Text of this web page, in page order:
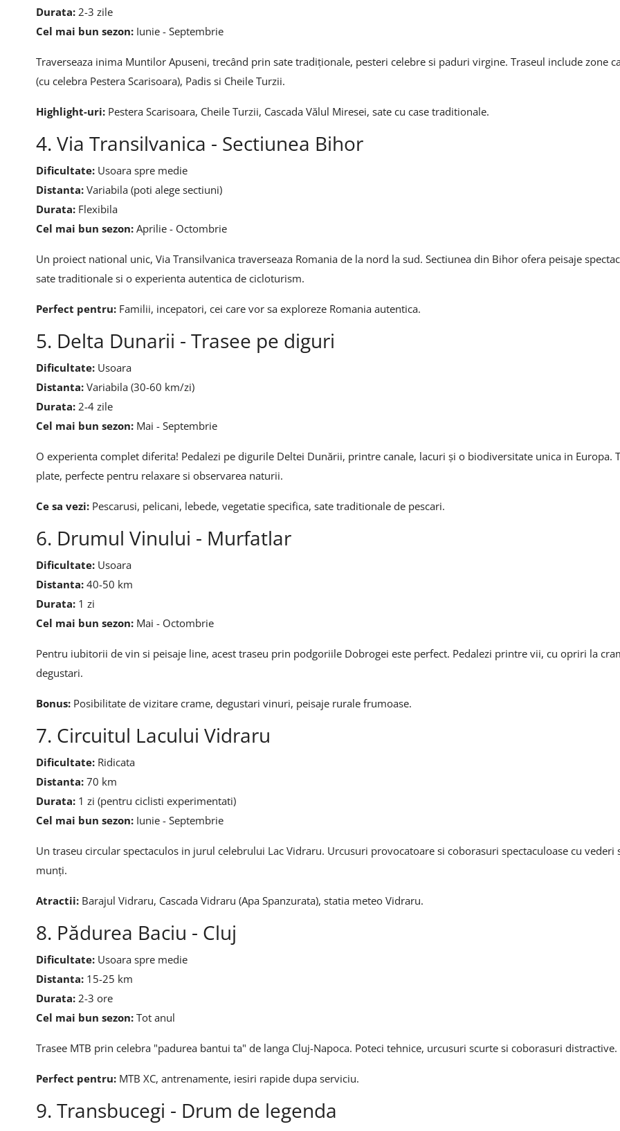
Durata: 2-3 zile
Cel mai bun sezon: Iunie - Septembrie
Traverseaza inima Muntilor Apuseni, trecând prin sate tradiționale, pesteri celebre si paduri virgine. Traseul include zone
(cu celebra Pestera Scarisoara), Padis si Cheile Turzii.
Highlight-uri: Pestera Scarisoara, Cheile Turzii, Cascada Vălul Miresei, sate cu case traditionale.
4. Via Transilvanica - Sectiunea Bihor
Dificultate: Usoara spre medie
Distanta: Variabila (poti alege sectiuni)
Durata: Flexibila
Cel mai bun sezon: Aprilie - Octombrie
Un proiect national unic, Via Transilvanica traverseaza Romania de la nord la sud. Sectiunea din Bihor ofera peisaje
sate traditionale si o experienta autentica de cicloturism.
Perfect pentru: Familii, incepatori, cei care vor sa exploreze Romania autentica.
5. Delta Dunarii - Trasee pe diguri
Dificultate: Usoara
Distanta: Variabila (30-60 km/zi)
Durata: 2-4 zile
Cel mai bun sezon: Mai - Septembrie
O experienta complet diferita! Pedalezi pe digurile Deltei Dunării, printre canale, lacuri și o biodiversitate unica in Europa.
plate, perfecte pentru relaxare si observarea naturii.
Ce sa vezi: Pescarusi, pelicani, lebede, vegetatie specifica, sate traditionale de pescari.
6. Drumul Vinului - Murfatlar
Dificultate: Usoara
Distanta: 40-50 km
Durata: 1 zi
Cel mai bun sezon: Mai - Octombrie
Pentru iubitorii de vin si peisaje line, acest traseu prin podgoriile Dobrogei este perfect. Pedalezi printre vii, cu opriri la
degustari.
Bonus: Posibilitate de vizitare crame, degustari vinuri, peisaje rurale frumoase.
7. Circuitul Lacului Vidraru
Dificultate: Ridicata
Distanta: 70 km
Durata: 1 zi (pentru ciclisti experimentati)
Cel mai bun sezon: Iunie - Septembrie
Un traseu circular spectaculos in jurul celebrului Lac Vidraru. Urcusuri provocatoare si coborasuri spectaculoase cu vederi
munți.
Atractii: Barajul Vidraru, Cascada Vidraru (Apa Spanzurata), statia meteo Vidraru.
8. Pădurea Baciu - Cluj
Dificultate: Usoara spre medie
Distanta: 15-25 km
Durata: 2-3 ore
Cel mai bun sezon: Tot anul
Trasee MTB prin celebra "padurea bantui ta" de langa Cluj-Napoca. Poteci tehnice, urcusuri scurte si coborasuri distractive.
Perfect pentru: MTB XC, antrenamente, iesiri rapide dupa serviciu.
9. Transbucegi - Drum de legenda